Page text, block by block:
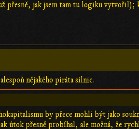
přesně, jak jsem tam tu logiku vytvořil);
nějakého piráta silnic.
by přece mohli být jako
útok přesně probíhal, ale možná, že